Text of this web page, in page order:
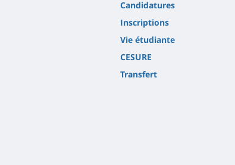
Candidatures
Inscriptions
Vie étudiante
CESURE
Transfert